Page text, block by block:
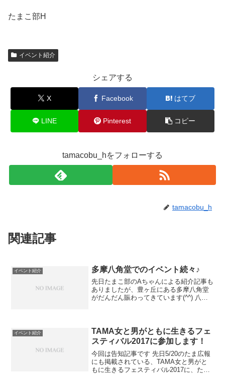
たまこ部H
イベント紹介
シェアする
X Facebook はてブ
LINE Pinterest コピー
tamacobu_hをフォローする
tamacobu_h
関連記事
イベント紹介 多摩八角堂でのイベント続々♪
先日たまこ部のAちゃんによる紹介記事も
ありましたが、豊ヶ丘にある多摩八角堂
がだんだん賑わってきています(^^) 八角
までは数えるほ...
イベント紹介
TAMA女と男がともに生きるフェ
スティバル2017に参加します！
今回は告知記事です 先日5/20のたま広報
にも掲載されている、TAMA女と男がと
もに生きるフェスティバル2017に、たま